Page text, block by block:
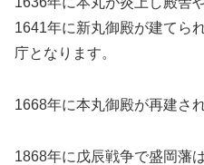
1641年に新丸御殿が建てら
庁となります。
1668年に本丸御殿が再建さ
1868年に戊辰戦争で盛岡藩